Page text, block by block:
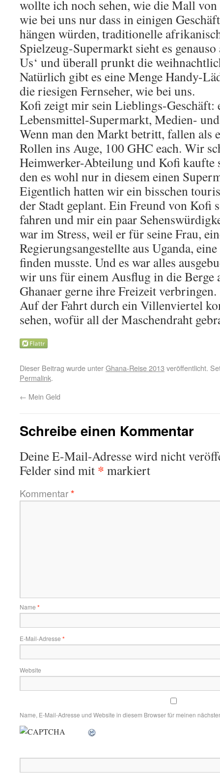
wollte ich noch sehen, wie die Mall von
wie bei uns nur dass in einigen
hängen würden, traditionelle
Spielzeug-Supermarkt sieht es
Us‘ und überall prunkt die
Natürlich gibt es eine Menge Handy-
die riesigen Fernseher, wie bei uns.
Kofi zeigt mir sein Lieblings-Geschäft:
Lebensmittel-Supermarkt, Medien-
Wenn man den Markt betritt, fallen als
Rollen ins Auge, 100 GHC each. Wir
Heimwerker-Abteilung und Kofi kaufte
den es wohl nur in diesem einen
Eigentlich hatten wir ein bisschen
der Stadt geplant. Ein Freund von Kofi
fahren und mir ein paar
war im Stress, weil er für seine Frau,
Regierungsangestellte aus Uganda,
finden musste. Und es war alles
wir uns für einem Ausflug in die Berge
Ghanaer gerne ihre Freizeit verbringen.
Auf der Fahrt durch ein Villenviertel
sehen, wofür all der Maschendraht
Dieser Beitrag wurde unterGhana-Reise 2013 veröffentlicht.
Permalink.
← Mein Geld
Schreibe einen Kommentar
Deine E-Mail-Adresse wird nicht
Felder sind mit * markiert
Kommentar*
Name *
E-Mail-Adresse *
Website
Name, E-Mail-Adresse und Website in diesem Browser für meinen